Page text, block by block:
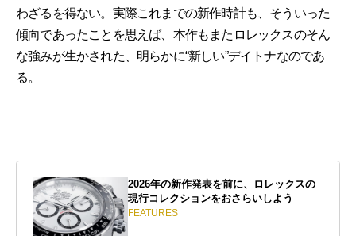
わざるを得ない。実際これまでの新作時計も、そういった
傾向であったことを思えば、本作もまたロレックスのそん
な強みが生かされた、明らかに“新しい”デイトナなのであ
る。
2026年の新作発表を前に、ロレックスの
現行コレクションをおさらいしよう
FEATURES